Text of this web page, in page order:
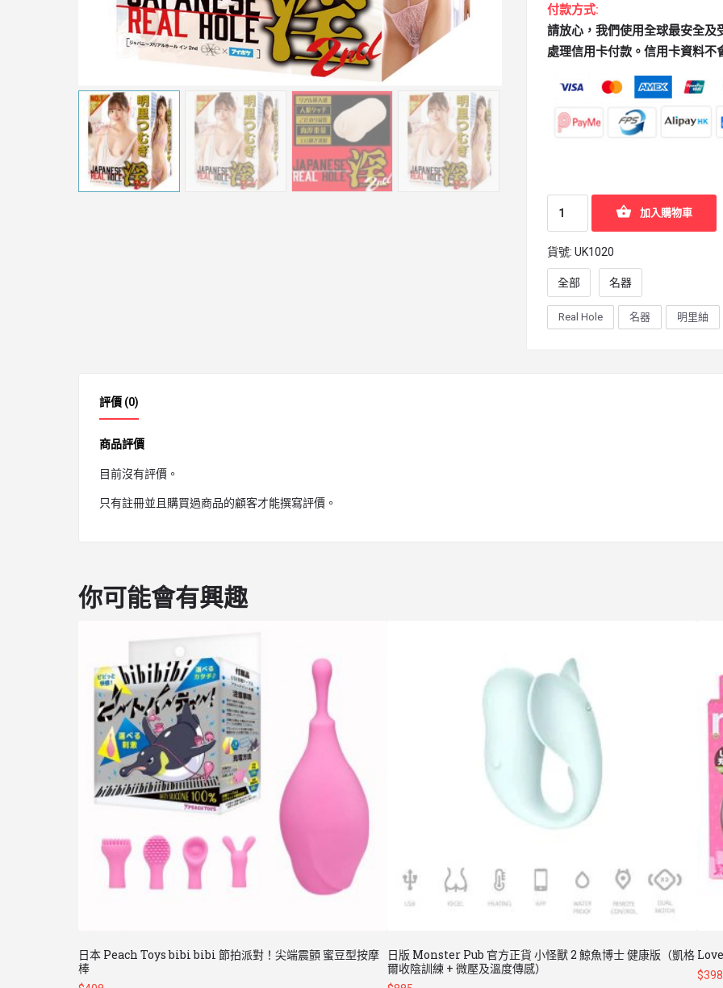
付款方式:
請放心，我們使用全球最安全
處理信用卡付款。信用卡資料
加入購物車
貨號: UK1020
全部 名器
Real Hole 名器 明里紬
評價 (0)
商品評價
目前沒有評價。
只有註冊並且購買過商品的顧客才能撰寫評價。
你可能會有興趣
日本 Peach Toys bibi bibi 節拍派對！尖端震顫 蜜豆型按摩
棒
日版 Monster Pub 官方正貨 小怪獸 2 鯨魚博士 健康版（凱格
爾收陰訓練 + 微壓及溫度傳感）
$398